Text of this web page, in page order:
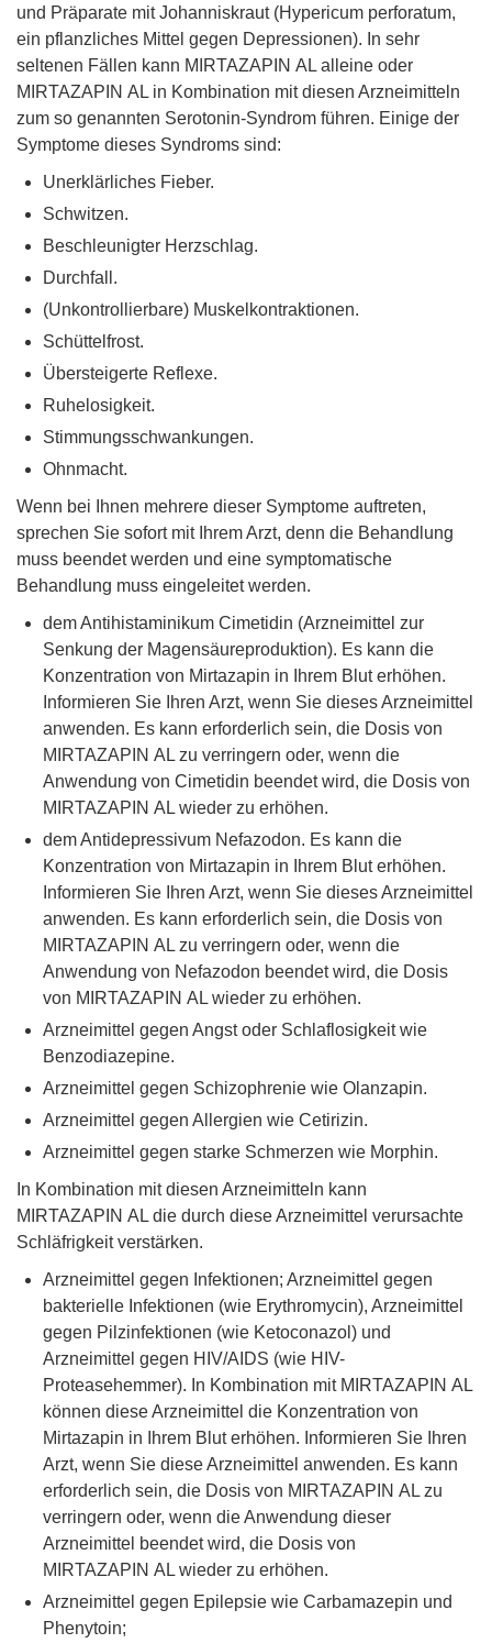
und Präparate mit Johanniskraut (Hypericum perforatum,
ein pflanzliches Mittel gegen Depressionen). In sehr
seltenen Fällen kann MIRTAZAPIN AL alleine oder
MIRTAZAPIN AL in Kombination mit diesen Arzneimitteln
zum so genannten Serotonin-Syndrom führen. Einige der
Symptome dieses Syndroms sind:
Unerklärliches Fieber.
Schwitzen.
Beschleunigter Herzschlag.
Durchfall.
(Unkontrollierbare) Muskelkontraktionen.
Schüttelfrost.
Übersteigerte Reflexe.
Ruhelosigkeit.
Stimmungsschwankungen.
Ohnmacht.
Wenn bei Ihnen mehrere dieser Symptome auftreten,
sprechen Sie sofort mit Ihrem Arzt, denn die Behandlung
muss beendet werden und eine symptomatische
Behandlung muss eingeleitet werden.
dem Antihistaminikum Cimetidin (Arzneimittel zur
Senkung der Magensäureproduktion). Es kann die
Konzentration von Mirtazapin in Ihrem Blut erhöhen.
Informieren Sie Ihren Arzt, wenn Sie dieses Arzneimittel
anwenden. Es kann erforderlich sein, die Dosis von
MIRTAZAPIN AL zu verringern oder, wenn die
Anwendung von Cimetidin beendet wird, die Dosis von
MIRTAZAPIN AL wieder zu erhöhen.
dem Antidepressivum Nefazodon. Es kann die
Konzentration von Mirtazapin in Ihrem Blut erhöhen.
Informieren Sie Ihren Arzt, wenn Sie dieses Arzneimittel
anwenden. Es kann erforderlich sein, die Dosis von
MIRTAZAPIN AL zu verringern oder, wenn die
Anwendung von Nefazodon beendet wird, die Dosis
von MIRTAZAPIN AL wieder zu erhöhen.
Arzneimittel gegen Angst oder Schlaflosigkeit wie
Benzodiazepine.
Arzneimittel gegen Schizophrenie wie Olanzapin.
Arzneimittel gegen Allergien wie Cetirizin.
Arzneimittel gegen starke Schmerzen wie Morphin.
In Kombination mit diesen Arzneimitteln kann
MIRTAZAPIN AL die durch diese Arzneimittel verursachte
Schläfrigkeit verstärken.
Arzneimittel gegen Infektionen; Arzneimittel gegen
bakterielle Infektionen (wie Erythromycin), Arzneimittel
gegen Pilzinfektionen (wie Ketoconazol) und
Arzneimittel gegen HIV/AIDS (wie HIV-
Proteasehemmer). In Kombination mit MIRTAZAPIN AL
können diese Arzneimittel die Konzentration von
Mirtazapin in Ihrem Blut erhöhen. Informieren Sie Ihren
Arzt, wenn Sie diese Arzneimittel anwenden. Es kann
erforderlich sein, die Dosis von MIRTAZAPIN AL zu
verringern oder, wenn die Anwendung dieser
Arzneimittel beendet wird, die Dosis von
MIRTAZAPIN AL wieder zu erhöhen.
Arzneimittel gegen Epilepsie wie Carbamazepin und
Phenytoin;